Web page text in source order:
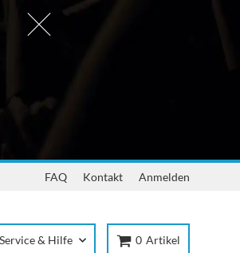
FAQ Kontakt Anmelden
Service & Hilfe 0 Artikel